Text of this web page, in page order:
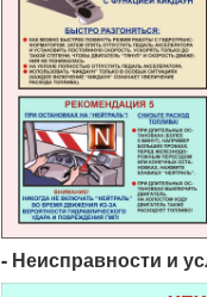
- Неисправности и